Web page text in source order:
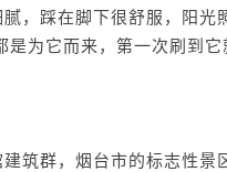
，踩在脚下很舒服，阳光
是为它而来，第一次刷到
筑群，烟台市的标志性